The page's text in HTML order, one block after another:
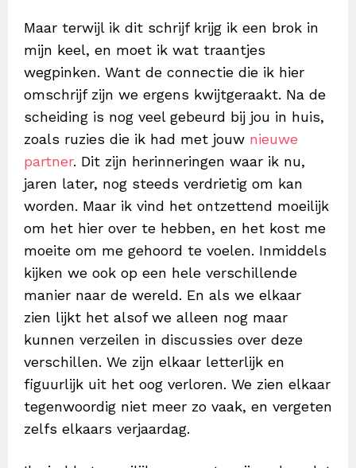
Maar terwijl ik dit schrijf krijg ik een brok in
mijn keel, en moet ik wat traantjes
wegpinken. Want de connectie die ik hier
omschrijf zijn we ergens kwijtgeraakt. Na de
scheiding is nog veel gebeurd bij jou in huis,
zoals ruzies die ik had met jouw nieuwe
partner. Dit zijn herinneringen waar ik nu,
jaren later, nog steeds verdrietig om kan
worden. Maar ik vind het ontzettend moeilijk
om het hier over te hebben, en het kost me
moeite om me gehoord te voelen. Inmiddels
kijken we ook op een hele verschillende
manier naar de wereld. En als we elkaar
zien lijkt het alsof we alleen nog maar
kunnen verzeilen in discussies over deze
verschillen. We zijn elkaar letterlijk en
figuurlijk uit het oog verloren. We zien elkaar
tegenwoordig niet meer zo vaak, en vergeten
zelfs elkaars verjaardag.